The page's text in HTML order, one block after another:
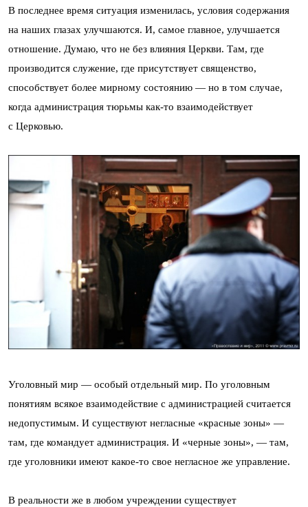
В последнее время ситуация изменилась, условия содержания
на наших глазах улучшаются. И, самое главное, улучшается
отношение. Думаю, что не без влияния Церкви. Там, где
производится служение, где присутствует священство,
способствует более мирному состоянию — но в том случае,
когда администрация тюрьмы как-то взаимодействует
с Церковью.
Уголовный мир — особый отдельный мир. По уголовным
понятиям всякое взаимодействие с администрацией считается
недопустимым. И существуют негласные «красные зоны» —
там, где командует администрация. И «черные зоны», — там,
где уголовники имеют какое-то свое негласное же управление.
В реальности же в любом учреждении существует